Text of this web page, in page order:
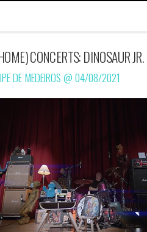
CONCERTS: DINOSAUR JR.
DE MEDEIROS @04/08/2021